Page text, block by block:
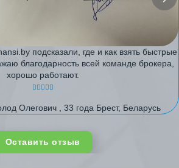
подсказали, где и как взять быстрые
благодарность всей команде брокера,
хорошо работают.
Олегович , 33 года Брест, Беларусь
Оставить отзыв